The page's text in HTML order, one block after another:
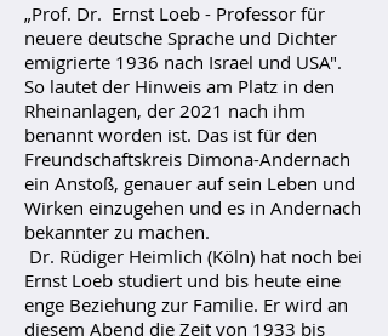
„Prof. Dr. Ernst Loeb - Professor für
neuere deutsche Sprache und Dichter
emigrierte 1936 nach Israel und USA".
So lautet der Hinweis am Platz in den
Rheinanlagen, der 2021 nach ihm
benannt worden ist. Das ist für den
Freundschaftskreis Dimona-Andernach
ein Anstoß, genauer auf sein Leben und
Wirken einzugehen und es in Andernach
bekannter zu machen.
Dr. Rüdiger Heimlich (Köln) hat noch bei
Ernst Loeb studiert und bis heute eine
enge Beziehung zur Familie. Er wird an
diesem Abend die Zeit von 1933 bis